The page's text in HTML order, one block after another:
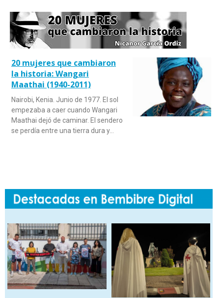
20 mujeres que cambiaron
la historia: Wangari
Maathai (1940-2011)
Nairobi, Kenia. Junio de 1977. El sol
empezaba a caer cuando Wangari
Maathai dejó de caminar. El sendero
se perdía entre una tierra dura y…